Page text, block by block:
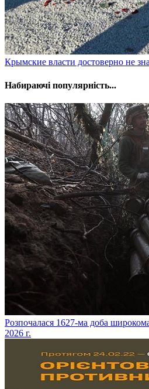
Крымские власти достоверно не
Набираючі популярність...
​Розпочалася 1627-ма доба
2026 г.